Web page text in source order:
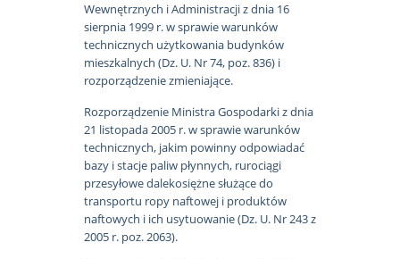
Wewnętrznych i Administracji z dnia 16
sierpnia 1999 r. w sprawie warunków
technicznych użytkowania budynków
mieszkalnych (Dz. U. Nr 74, poz. 836) i
rozporządzenie zmieniające.
Rozporządzenie Ministra Gospodarki z dnia
21 listopada 2005 r. w sprawie warunków
technicznych, jakim powinny odpowiadać
bazy i stacje paliw płynnych, rurociągi
przesyłowe dalekosiężne służące do
transportu ropy naftowej i produktów
naftowych i ich usytuowanie (Dz. U. Nr 243 z
2005 r. poz. 2063).